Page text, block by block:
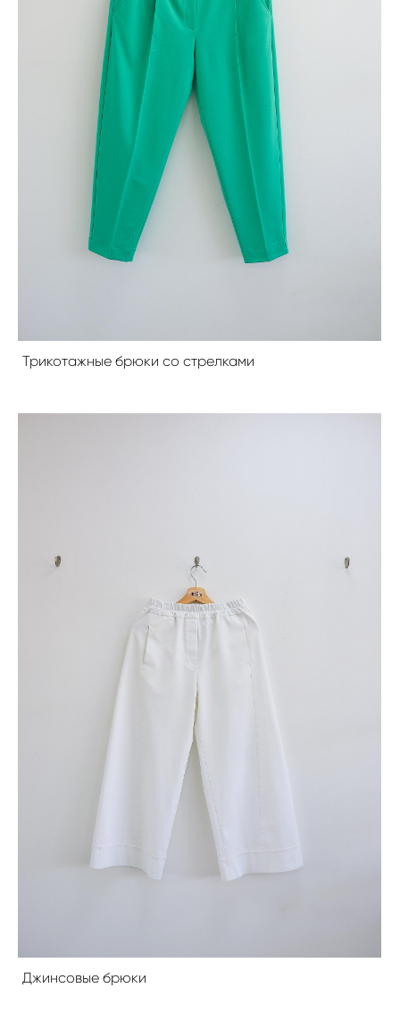
Трикотажные брюки со стрелками
Джинсовые брюки